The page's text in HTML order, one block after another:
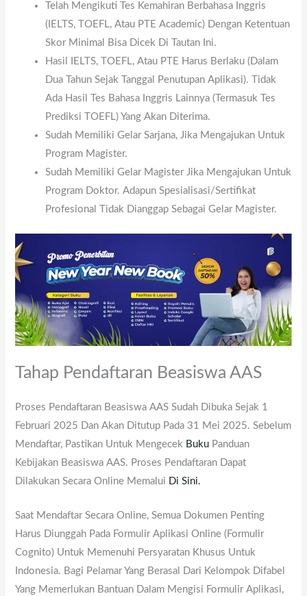
Telah Mengikuti Tes Kemahiran Berbahasa Inggris
(IELTS, TOEFL, Atau PTE Academic) Dengan Ketentuan
Skor Minimal Bisa Dicek Di Tautan Ini.
Hasil IELTS, TOEFL, Atau PTE Harus Berlaku (dalam
Dua Tahun Sejak Tanggal Penutupan Aplikasi). Tidak
Ada Hasil Tes Bahasa Inggris Lainnya (termasuk Tes
Prediksi TOEFL) Yang Akan Diterima.
Sudah Memiliki Gelar Sarjana, Jika Mengajukan Untuk
Program Magister.
Sudah Memiliki Gelar Magister Jika Mengajukan Untuk
Program Doktor. Adapun Spesialisasi/sertifikat
Profesional Tidak Dianggap Sebagai Gelar Magister.
Tahap Pendaftaran Beasiswa AAS
Proses Pendaftaran Beasiswa AAS Sudah Dibuka Sejak 1
Februari 2025 Dan Akan Ditutup Pada 31 Mei 2025. Sebelum
Mendaftar, Pastikan Untuk Mengecek Buku Panduan
Kebijakan Beasiswa AAS. Proses Pendaftaran Dapat
Dilakukan Secara Online Memalui
Di Sini.
Saat Mendaftar Secara Online, Semua Dokumen Penting
Harus Diunggah Pada Formulir Aplikasi Online (Formulir
Cognito) Untuk Memenuhi Persyaratan Khusus Untuk
Indonesia. Bagi Pelamar Yang Berasal Dari Kelompok Difabel
Yang Memerlukan Bantuan Dalam Mengisi Formulir Aplikasi,